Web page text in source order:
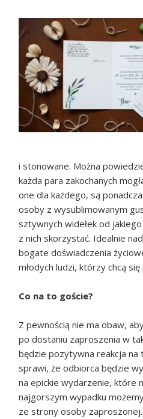
i stonowane. Można
każda para zakochanych
one dla każdego, są
osoby z wysublimowanym
sztywnych widełek od
z nich skorzystać. Idealnie
bogate doświadczenia
młodych ludzi, którzy chcą się
Co na to goście?
Z pewnością nie ma obaw,
po dostaniu zaproszenia w
będzie pozytywna reakcja na
sprawi, że odbiorca będzie
na epickie wydarzenie, które
najgorszym wypadku
ze strony osoby